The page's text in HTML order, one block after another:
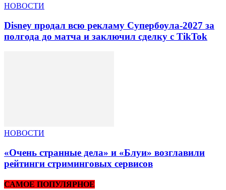
НОВОСТИ
Disney продал всю рекламу Супербоула-2027 за
полгода до матча и заключил сделку с TikTok
НОВОСТИ
«Очень странные дела» и «Блуи» возглавили
рейтинги стриминговых сервисов
САМОЕ ПОПУЛЯРНОЕ